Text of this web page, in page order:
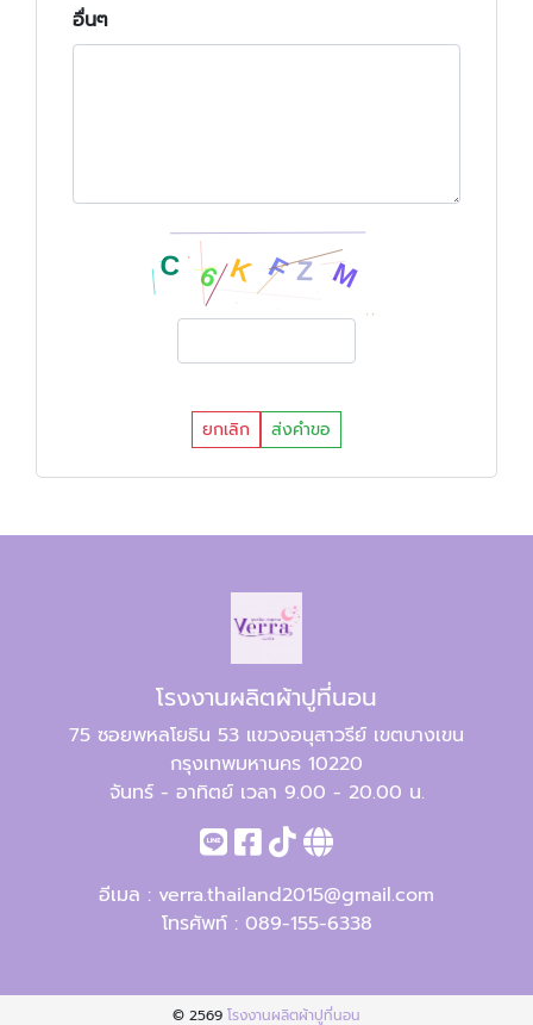
อื่นๆ
ยกเลิก ส่งคำขอ
โรงงานผลิตผ้าปูที่นอน
75 ซอยพหลโยธิน 53 แขวงอนุสาวรีย์ เขตบางเขน
กรุงเทพมหานคร 10220
จันทร์ - อาทิตย์ เวลา 9.00 - 20.00 น.
อีเมล : verra.thailand2015@gmail.com
โทรศัพท์ : 089-155-6338
© 2569 โรงงานผลิตผ้าปูที่นอน